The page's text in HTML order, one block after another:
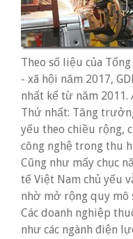
Theo số liệu của
- xã hội năm 2017,
nhất kể từ năm 2011.
Thứ nhất: Tăng
yếu theo chiều rộng,
công nghệ trong thu
Cũng như mấy chục
tế Việt Nam chủ yếu
nhờ mở rộng quy mô
Các doanh nghiệp
như các ngành điện